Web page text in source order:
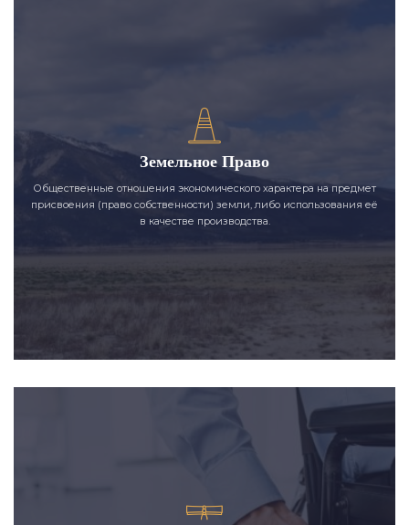
Земельное Право
Общественные отношения экономического характера на предмет
присвоения (право собственности) земли, либо использования её
в качестве производства.